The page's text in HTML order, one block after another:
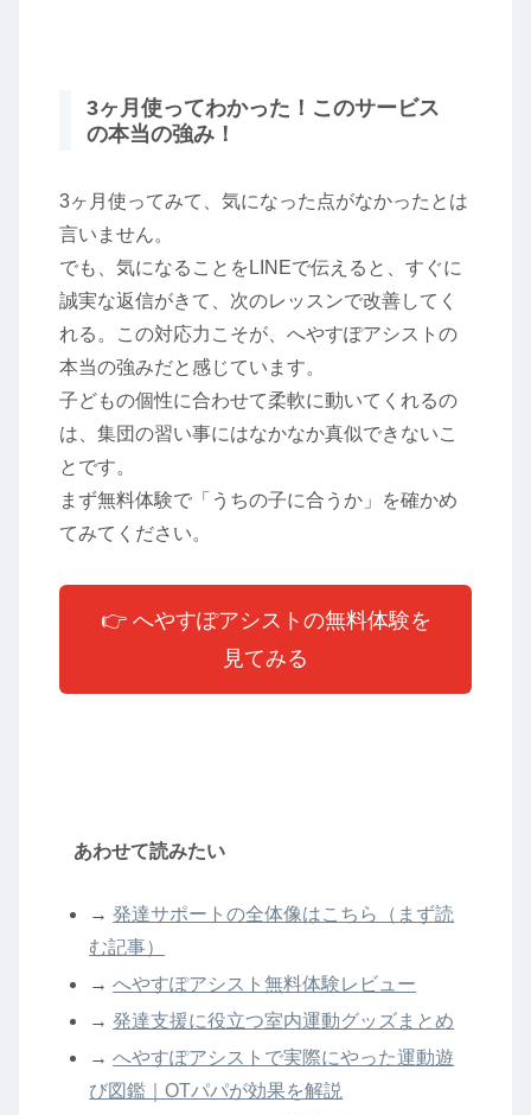
3ヶ月使ってわかった！このサービス
の本当の強み！
3ヶ月使ってみて、気になった点がなかったとは
言いません。
でも、気になることをLINEで伝えると、すぐに
誠実な返信がきて、次のレッスンで改善してく
れる。この対応力こそが、へやすぽアシストの
本当の強みだと感じています。
子どもの個性に合わせて柔軟に動いてくれるの
は、集団の習い事にはなかなか真似できないこ
とです。
まず無料体験で「うちの子に合うか」を確かめ
てみてください。
👉 へやすぽアシストの無料体験を
見てみる
あわせて読みたい
→発達サポートの全体像はこちら（まず読
む記事）
→へやすぽアシスト無料体験レビュー
→発達支援に役立つ室内運動グッズまとめ
→へやすぽアシストで実際にやった運動遊
び図鑑｜OTパパが効果を解説